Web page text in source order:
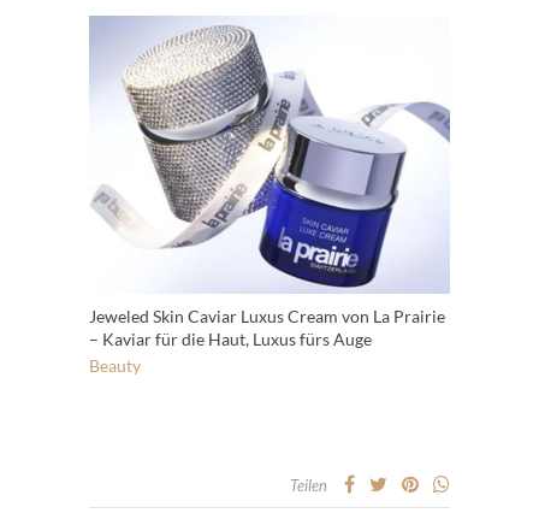
Jeweled Skin Caviar Luxus Cream von La Prairie
– Kaviar für die Haut, Luxus fürs Auge
Beauty
Teilen